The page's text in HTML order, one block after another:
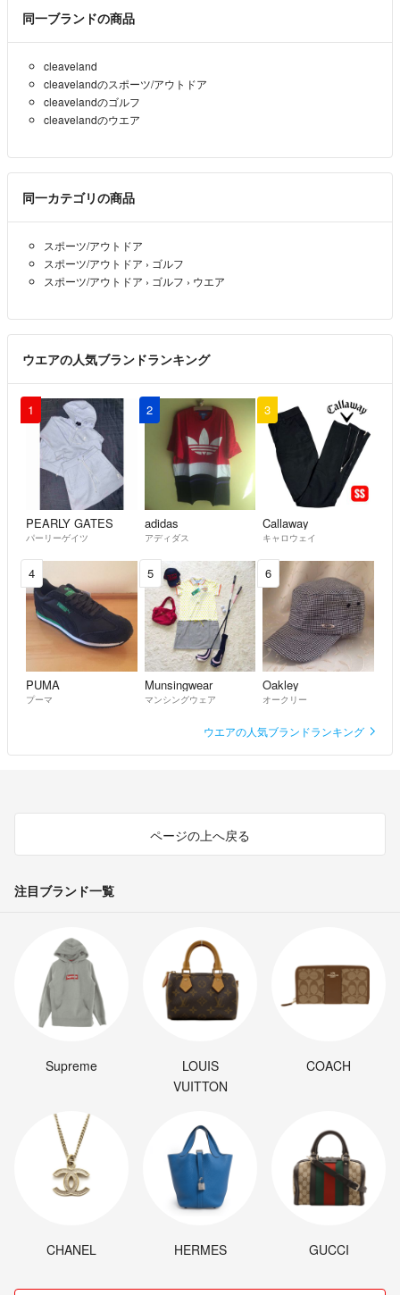
#ポロシャツ #スカート #カートバック
お取り置きはできません。
安くても、住所が分かったり
ポスト投函で追跡のできない
郵便などでは送りません。
ゴルフ用品など色々
出品しますので
宜しくお願いします。
仕事で
返信などなかなかできないかもしれませんが
で、ご購入をお控えくださいませ。
新品をデパート等でご購入ください…(--;)
素人の自宅保管、size明記
素人包装(犬を飼っております、タバコはすいません)なのでお願いしま
す。
購入者の都合での返品交換などはうけつけません。多少のシワや見落と
しのシミなど気になるかたはご遠慮くださいね‼
評価の悪いとつけられている1件は
その日のうちに発送もしていますし、
化粧品を本物かどうかと聞いてきたり、
ﾗｸﾏの方にもクレームで連絡済みです。
すでに退会されたようです。
もう一件は購入したものですが
コメントもなくなぜに悪い評価なのか
問い合わせ中です。
こちらのミス、もしくは犬を飼っていると
表記を読んでいない方かもしれません。
評価がつけれるのに何故にそのようなコメントがされているのかわかり
嫌がらせのように連絡して来る方、悪い評価をした方、上記の3件の悪
ご遠慮させていただきます。
素人取引ですのでチェックしたり、クリーニングからそのまま送ります
がシミや、ほつれ等見落としもあるかもしれませんので宜しくお願いし
ます。
同一ブランドの商品
cleaveland
cleavelandのスポーツ/アウトドア
cleavelandのゴルフ
cleavelandのウエア
同一カテゴリの商品
スポーツ/アウトドア
スポーツ/アウトドア › ゴルフ
スポーツ/アウトドア › ゴルフ › ウエア
ウエアの人気ブランドランキング
1
PEARLY GATES
パーリーゲイツ
2
adidas
アディダス
3
Callaway
キャロウェイ
4
PUMA
プーマ
5
Munsingwear
マンシングウェア
6
Oakley
オークリー
ウエアの人気ブランドランキング
ページの上へ戻る
注目ブランド一覧
Supreme
LOUIS
VUITTON
COACH
CHANEL HERMES GUCCI